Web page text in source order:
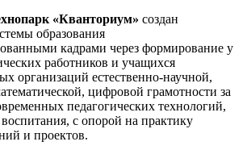
«Кванториум» создан
образования
кадрами через формирование у
работников и учащихся
организаций естественно-научной,
цифровой грамотности за
педагогических технологий,
с опорой на практику
и проектов.